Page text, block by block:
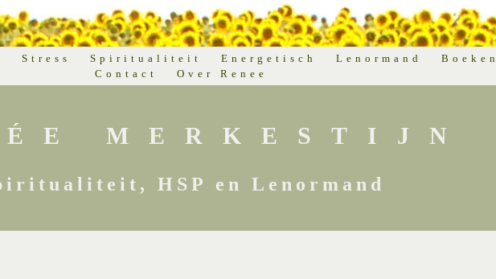
Stress Spiritualiteit Energetisch Lenormand Boeken
Contact
Over Renee
MERKESTIJN
HSP en Lenormand